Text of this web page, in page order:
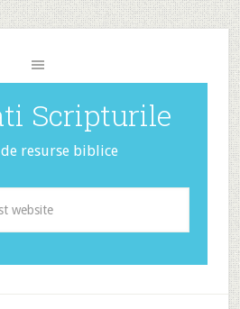
Scripturile
resurse biblice